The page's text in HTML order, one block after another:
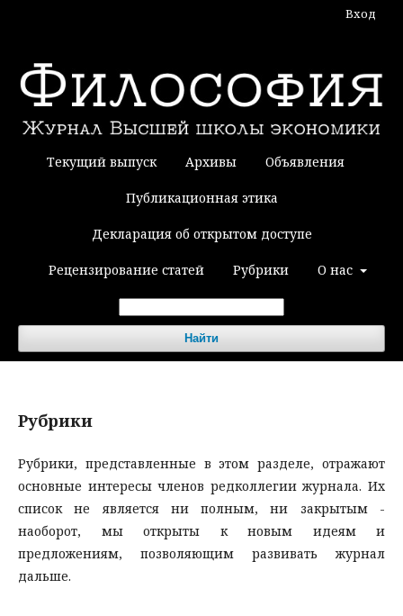
Текущий выпуск Архивы Объявления
Публикационная этика
Декларация об открытом доступе
Рецензирование статей Рубрики О нас
Найти
Вход
Рубрики
Рубрики, представленные в этом разделе, отражают
основные интересы членов редколлегии журнала. Их
список не является ни полным, ни закрытым -
наоборот, мы открыты к новым идеям и
предложениям, позволяющим развивать журнал
дальше.